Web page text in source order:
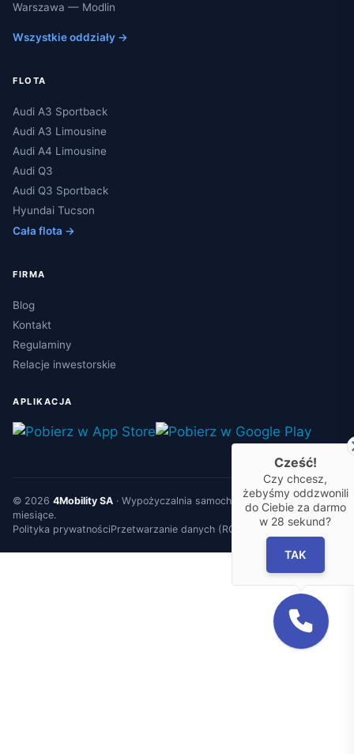
Warszawa — Modlin
Wszystkie oddziały →
FLOTA
Audi A3 Sportback
Audi A3 Limousine
Audi A4 Limousine
Audi Q3
Audi Q3 Sportback
Hyundai Tucson
Cała flota →
FIRMA
Blog
Kontakt
Regulaminy
Relacje inwestorskie
APLIKACJA
© 2026 4Mobility SA · Wypożyczalnia samochodówna godziny, dni i
miesiące.
Polityka prywatnościPrzetwarzanie danych (RODO)
Cześć!
Czy chcesz,
żebyśmy oddzwonili
do Ciebie za darmo
w 28 sekund?
TAK